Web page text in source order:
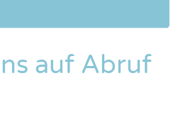
auf Abruf